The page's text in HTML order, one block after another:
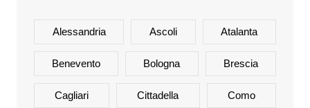
Alessandria Ascoli Atalanta
Benevento Bologna Brescia
Cagliari Cittadella Como